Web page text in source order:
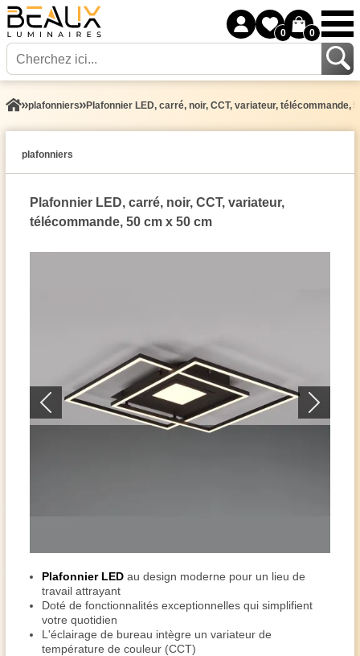
0 0
plafonniers Plafonnier LED, carré, noir, CCT, variateur, télécommande,
plafonniers
Plafonnier LED, carré, noir, CCT, variateur,
télécommande, 50 cm x 50 cm
Plafonnier LED au design moderne pour un lieu de
travail attrayant
Doté de fonctionnalités exceptionnelles qui simplifient
votre quotidien
L'éclairage de bureau intègre un variateur de
température de couleur (CCT)